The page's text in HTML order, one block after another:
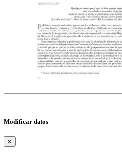
Modificar datos
×